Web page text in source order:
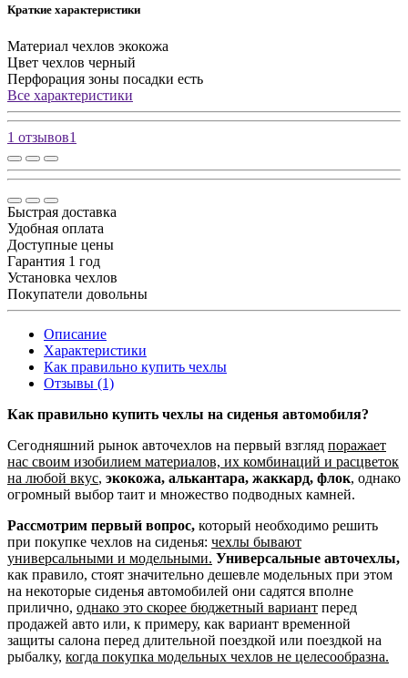
Краткие характеристики
Материал чехлов экокожа
Цвет чехлов черный
Перфорация зоны посадки есть
Все характеристики
1 отзывов1
Быстрая доставка
Удобная оплата
Доступные цены
Гарантия 1 год
Установка чехлов
Покупатели довольны
Описание
Характеристики
Как правильно купить чехлы
Отзывы (1)
Как правильно купить чехлы на сиденья автомобиля?
Сегодняшний рынок авточехлов на первый взгляд поражает
нас своим изобилием материалов, их комбинаций и расцветок
на любой вкус, экокожа, алькантара, жаккард, флок, однако
огромный выбор таит и множество подводных камней.
Рассмотрим первый вопрос, который необходимо решить
при покупке чехлов на сиденья: чехлы бывают
универсальными и модельными. Универсальные авточехлы,
как правило, стоят значительно дешевле модельных при этом
на некоторые сиденья автомобилей они садятся вполне
прилично, однако это скорее бюджетный вариант перед
продажей авто или, к примеру, как вариант временной
защиты салона перед длительной поездкой или поездкой на
рыбалку, когда покупка модельных чехлов не целесообразна.